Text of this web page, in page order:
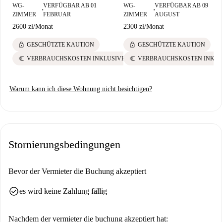
bietet verschiedene Restaurants wie das Polskie Jadło Garmażeria.
WG-
ZIMMER
■
VERFÜGBAR AB 01
FEBRUAR
2600 zł/Monat
lock GESCHÜTZTE KAUTION
euro VERBRAUCHSKOSTEN INKLUSIVE
WG-
ZIMMER
■
VERFÜGBAR AB 09
AUGUST
2300 zł/Monat
lock GESCHÜTZTE KAUTION
euro VERBRAUCHSKOSTEN
Warum kann ich diese Wohnung nicht besichtigen?
Stornierungsbedingungen
Bevor der Vermieter die Buchung akzeptiert
check_circlees wird keine Zahlung fällig
Nachdem der vermieter die buchung akzeptiert hat: